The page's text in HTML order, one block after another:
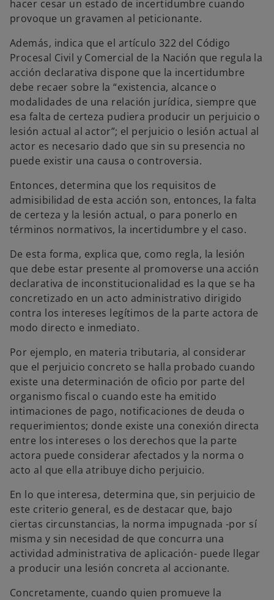
hacer cesar un estado de incertidumbre cuando
provoque un gravamen al peticionante.
Además, indica que el artículo 322 del Código
Procesal Civil y Comercial de la Nación que regula la
acción declarativa dispone que la incertidumbre
debe recaer sobre la “existencia, alcance o
modalidades de una relación jurídica, siempre que
esa falta de certeza pudiera producir un perjuicio o
lesión actual al actor”; el perjuicio o lesión actual al
actor es necesario dado que sin su presencia no
puede existir una causa o controversia.
Entonces, determina que los requisitos de
admisibilidad de esta acción son, entonces, la falta
de certeza y la lesión actual, o para ponerlo en
términos normativos, la incertidumbre y el caso.
De esta forma, explica que, como regla, la lesión
que debe estar presente al promoverse una acción
declarativa de inconstitucionalidad es la que se ha
concretizado en un acto administrativo dirigido
contra los intereses legítimos de la parte actora de
modo directo e inmediato.
Por ejemplo, en materia tributaria, al considerar
que el perjuicio concreto se halla probado cuando
existe una determinación de oficio por parte del
organismo fiscal o cuando este ha emitido
intimaciones de pago, notificaciones de deuda o
requerimientos; donde existe una conexión directa
entre los intereses o los derechos que la parte
actora puede considerar afectados y la norma o
acto al que ella atribuye dicho perjuicio.
En lo que interesa, determina que, sin perjuicio de
este criterio general, es de destacar que, bajo
ciertas circunstancias, la norma impugnada -por sí
misma y sin necesidad de que concurra una
actividad administrativa de aplicación- puede llegar
a producir una lesión concreta al accionante.
Concretamente, cuando quien promueve la